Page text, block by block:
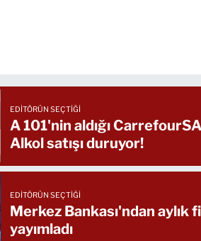
EDITÖRÜN SEÇTIĞI
A 101'nin aldığı
Alkol satışı duruyor!
EDITÖRÜN SEÇTIĞI
Merkez Bankası'ndan aylık
yayımladı